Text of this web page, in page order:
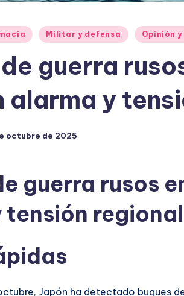
Militar y defensa Opinión
guerra
alarma y
octubre de 2025
guerra rusos
tensión regional
Japón ha detectado buques